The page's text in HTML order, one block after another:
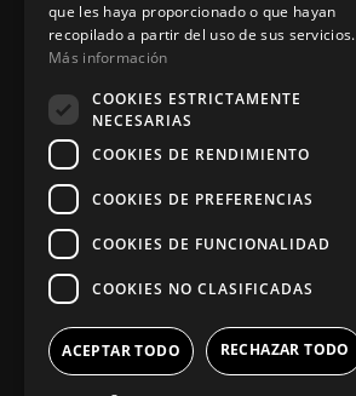
Síguenos
que les haya proporcionado o que hayan
recopilado a partir del uso de sus servicios.
Más información
COOKIES ESTRICTAMENTE
NECESARIAS
COOKIES DE RENDIMIENTO
COOKIES DE PREFERENCIAS
COOKIES DE FUNCIONALIDAD
COOKIES NO CLASIFICADAS
ACEPTAR TODO RECHAZAR TODO